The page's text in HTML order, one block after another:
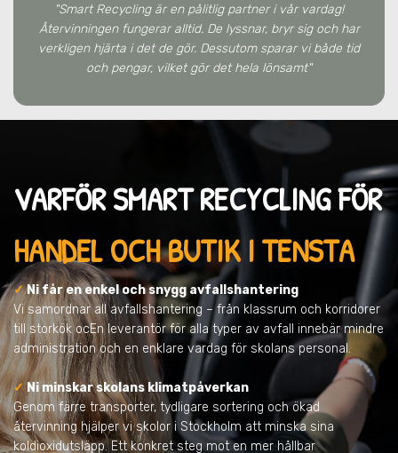
"Smart Recycling är en pålitlig partner i vår vardag!
Återvinningen fungerar alltid. De lyssnar, bryr sig och har
verkligen hjärta i det de gör. Dessutom sparar vi både tid
och pengar, vilket gör det hela lönsamt"
VARFÖR SMART RECYCLING FÖR
HANDEL OCH BUTIK I TENSTA
✓Ni får en enkel och snygg avfallshantering
Vi samordnar all avfallshantering – från klassrum och korridorer
till storkök ocEn leverantör för alla typer av avfall innebär mindre
administration och en enklare vardag för skolans personal.
✓ Ni minskar skolans klimatpåverkan
Genom färre transporter, tydligare sortering och ökad
återvinning hjälper vi skolor i Stockholm att minska sina
koldioxidutsläpp. Ett konkret steg mot en mer hållbar